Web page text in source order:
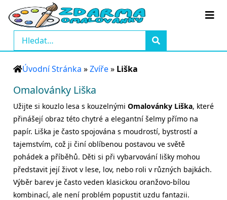
Úvodní Stránka »Zvíře» Liška
Omalovánky Liška
Užijte si kouzlo lesa s kouzelnými Omalovánky Liška, které
přinášejí obraz této chytré a elegantní šelmy přímo na
papír. Liška je často spojována s moudrostí, bystrostí a
tajemstvím, což ji činí oblíbenou postavou ve světě
pohádek a příběhů. Děti si při vybarvování lišky mohou
představit její život v lese, lov, nebo roli v různých bajkách.
Výběr barev je často veden klasickou oranžovo-bílou
kombinací, ale není problém popustit uzdu fantazii.